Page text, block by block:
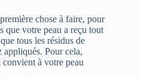
chose à faire, pour
que votre peau a reçu tout
tous les résidus de
Pour cela,
à votre peau